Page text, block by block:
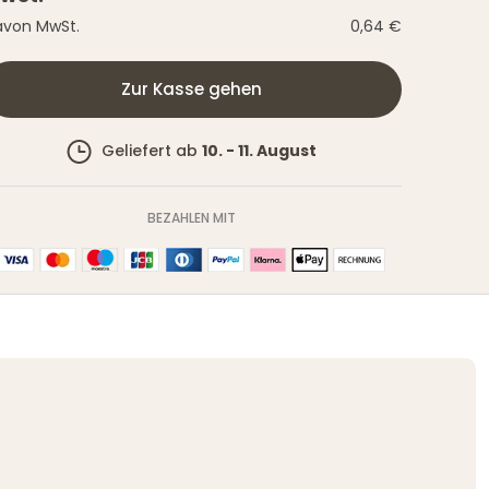
MwSt. 0,64 €
Zur Kasse gehen
Geliefert ab10. - 11. August
BEZAHLEN MIT